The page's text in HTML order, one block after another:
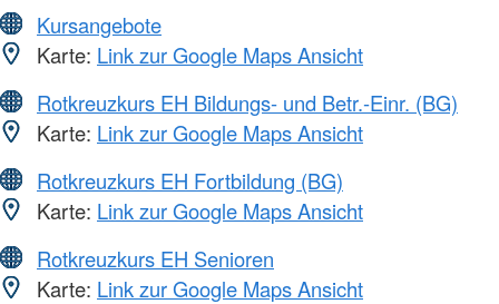
Kursangebote
Karte: Link zur Google Maps Ansicht
Rotkreuzkurs EH Bildungs- und Betr.-Einr. (BG)
Karte: Link zur Google Maps Ansicht
Rotkreuzkurs EH Fortbildung (BG)
Karte: Link zur Google Maps Ansicht
Rotkreuzkurs EH Senioren
Karte: Link zur Google Maps Ansicht